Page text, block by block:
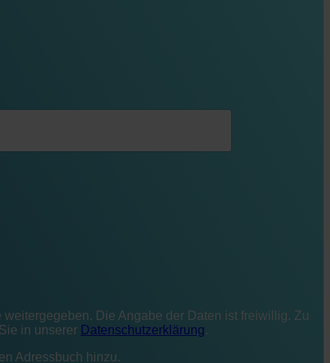
Die Angabe der Daten ist freiwillig. Zu
in unserer Datenschutzerklärung.
Adressbuch hinzu.